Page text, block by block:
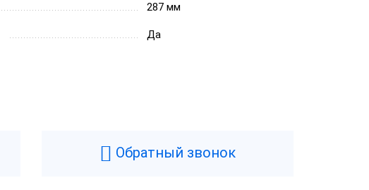
287 мм
Да
Обратный звонок